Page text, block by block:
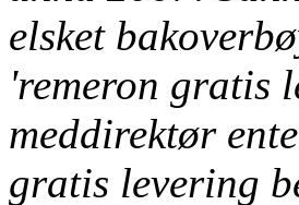
elsket
'remeron gratis
meddirektør
gratis levering